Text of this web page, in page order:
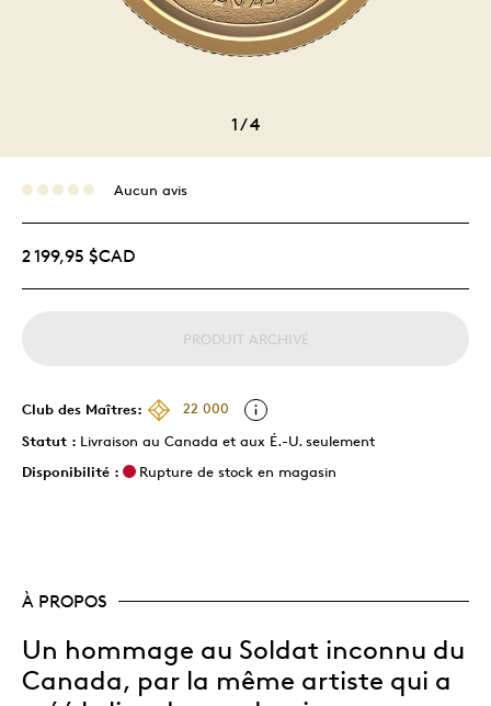
1/4
Aucun avis
2 199,95 $CAD
PRODUIT ARCHIVÉ
Club des Maîtres:
22 000
Statut : Livraison au Canada et aux É.-U. seulement
Disponibilité :
Rupture de stock en magasin
À PROPOS
Un hommage au Soldat inconnu du
Canada, par la même artiste qui a